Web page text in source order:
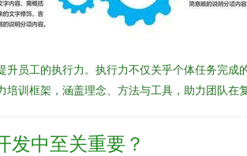
员工的执行力。执行力不仅关乎个体任务完
训框架，涵盖理念、方法与工具，助力团队在
中至关重要？